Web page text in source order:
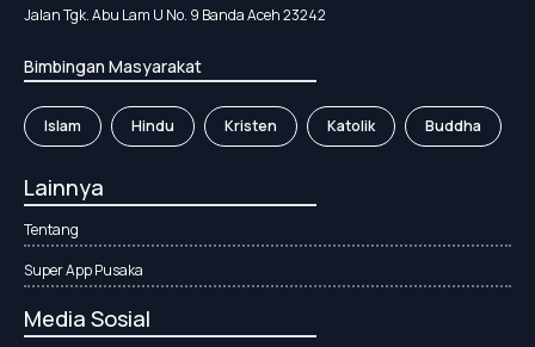
Jalan Tgk. Abu Lam U No. 9 Banda Aceh 23242
Bimbingan Masyarakat
Islam Hindu Kristen Katolik Buddha
Lainnya
Tentang
Super App Pusaka
Media Sosial